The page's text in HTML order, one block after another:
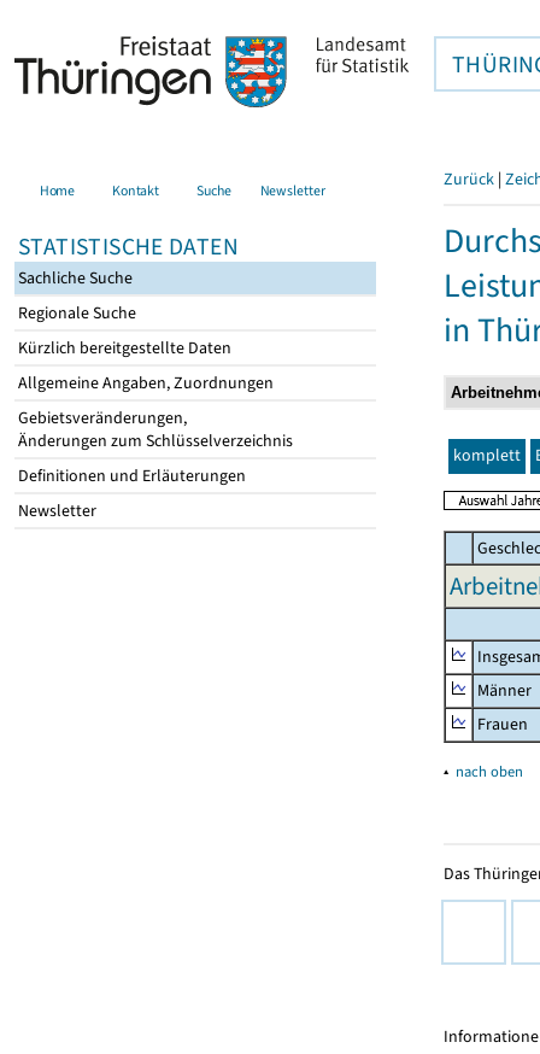
Home Kontakt Suche Newsletter
STATISTISCHE DATEN
Sachliche Suche
Regionale Suche
Kürzlich bereitgestellte Daten
Allgemeine Angaben, Zuordnungen
Gebietsveränderungen,
Änderungen zum Schlüsselverzeichnis
Definitionen und Erläuterungen
Newsletter
Zurück |
in
komplett
Männer
Frauen
▴ nach oben
Das